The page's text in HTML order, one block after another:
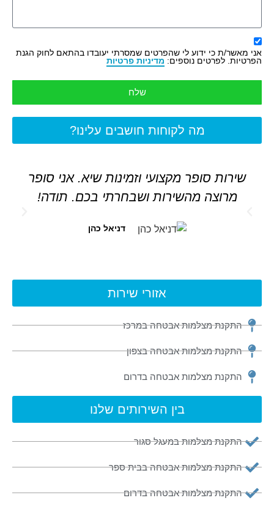
אני מאשר/ת כי ידוע לי שהפרטים שמסרתי יעובדו בהתאם לחוק הגנת
הפרטיות. לפרטים נוספים: מדיניות פרטיות
שלח
מה לקוחות חושבים עלינו?
שירות סופר מקצועי וזמינות שיא. אני סופר
מרוצה מהשירות ושבחרתי בכם. תודה!
דניאל כהן
אזורי שירות
התקנת מצלמות אבטחה במרכז
התקנת מצלמות אבטחה בצפון
התקנת מצלמות אבטחה בדרום
בין השירותים שלנו
התקנת מצלמות במעגל סגור
התקנת מצלמות אבטחה בבית ספר
התקנת מצלמות אבטחה בדרום